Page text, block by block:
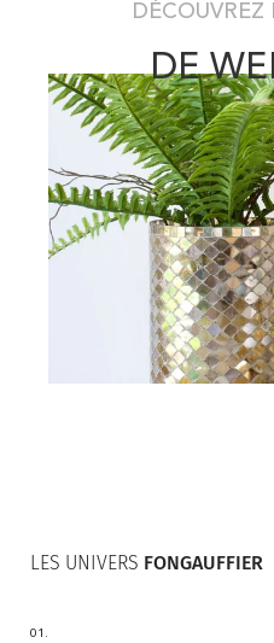
DE
LES UNIVERS FONGAUFFIER
01.